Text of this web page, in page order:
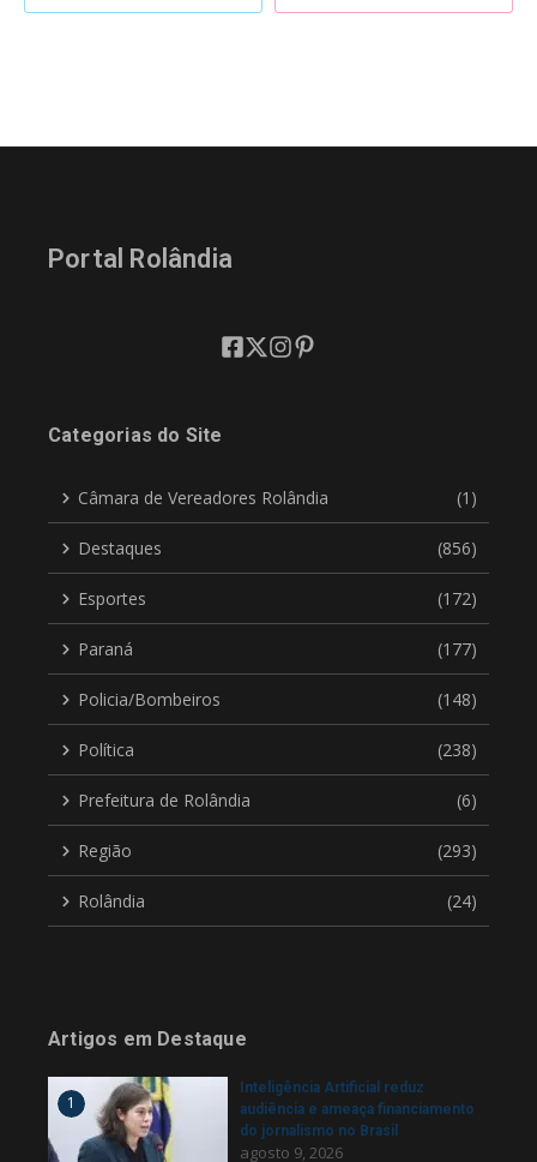
Portal Rolândia
Categorias do Site
Câmara de Vereadores Rolândia (1)
Destaques (856)
Esportes (172)
Paraná (177)
Policia/Bombeiros (148)
Política (238)
Prefeitura de Rolândia (6)
Região (293)
Rolândia (24)
Artigos em Destaque
1
Inteligência Artificial reduz
audiência e ameaça financiamento
do jornalismo no Brasil
agosto 9, 2026